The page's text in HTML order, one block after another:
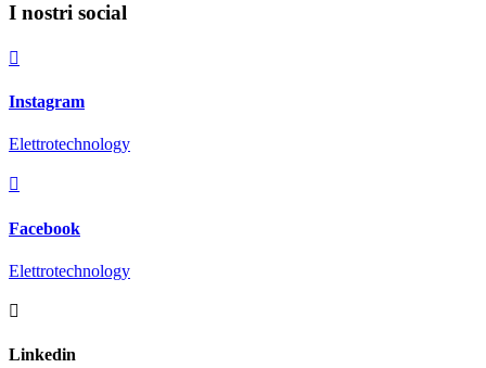
I nostri social

Instagram
Elettrotechnology

Facebook
Elettrotechnology

Linkedin